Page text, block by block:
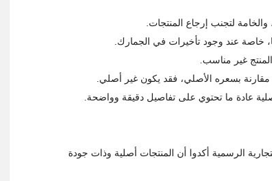
لتجنب إرجاع المنتجات.
خاصة عند وجود تأخيرات في الجمارك.
غير مناسب.
بسعره الأصلي، فقد يكون غير أصلي.
عادة ما تحتوي على تفاصيل دقيقة وواضحة.
الرسمية أكدوا أن المنتجات أصلية وذات جودة